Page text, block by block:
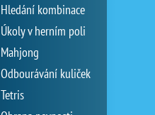
Hledání kombinace
Úkoly v herním poli
Mahjong
Odbourávání kuliček
Tetris